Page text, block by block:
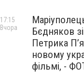
Бєдняков
Петрика
новому
фільмі, -
17:15
Вчора